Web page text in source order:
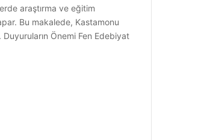
araştırma ve eğitim
Bu makalede, Kastamonu
Önemi Fen Edebiyat